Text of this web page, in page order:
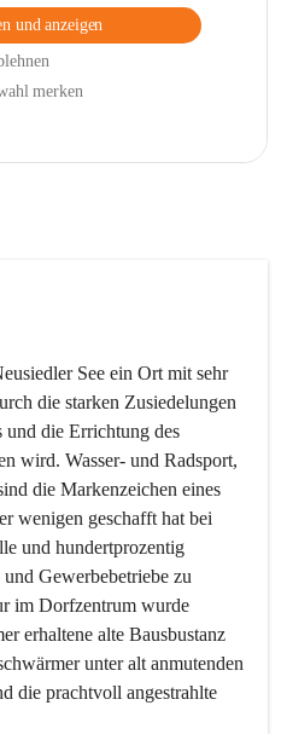
und anzeigen
merken
See ein Ort mit sehr
die starken Zusiedelungen
und die Errichtung des
wird. Wasser- und Radsport,
die Markenzeichen eines
wenigen geschafft hat bei
und hundertprozentig
Gewerbebetriebe zu
im Dorfzentrum wurde
erhaltene alte Bausbustanz
unter alt anmutenden
die prachtvoll angestrahlte